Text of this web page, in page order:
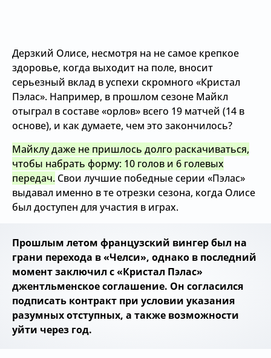
Дерзкий Олисе, несмотря на не самое крепкое
здоровье, когда выходит на поле, вносит
серьезный вклад в успехи скромного «Кристал
Пэлас». Например, в прошлом сезоне Майкл
отыграл в составе «орлов» всего 19 матчей (14 в
основе), и как думаете, чем это закончилось?
Майклу даже не пришлось долго раскачиваться,
чтобы набрать форму: 10 голов и 6 голевых
передач. Свои лучшие победные серии «Пэлас»
выдавал именно в те отрезки сезона, когда Олисе
был доступен для участия в играх.
Прошлым летом французский вингер был на
грани перехода в «Челси», однако в последний
момент заключил с «Кристал Пэлас»
джентльменское соглашение. Он согласился
подписать контракт при условии указания
разумных отступных, а также возможности
уйти через год.